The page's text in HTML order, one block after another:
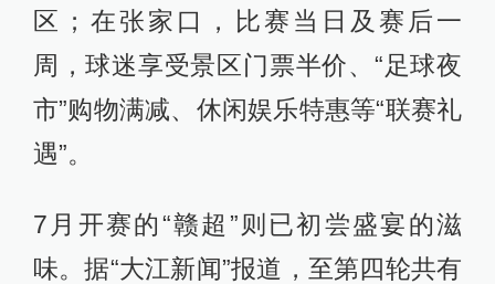
区；在张家口，比赛当日及赛后一
周，球迷享受景区门票半价、“足球夜
市”购物满减、休闲娱乐特惠等“联赛礼
遇”。
7月开赛的“赣超”则已初尝盛宴的滋
味。据“大江新闻”报道，至第四轮共有